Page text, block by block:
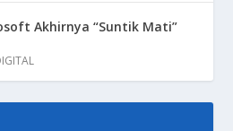
Akhirnya “Suntik Mati”